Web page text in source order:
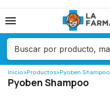
menu
Inicio>Productos>Pyoben Shampoo
Pyoben Shampoo